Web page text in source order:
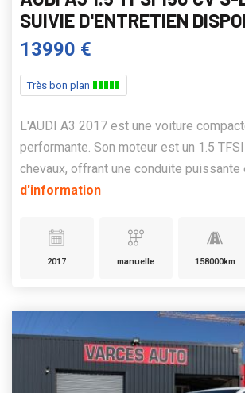
SUIVIE D'ENTRETIEN
13990 €
Très bon plan
L'AUDI A3 2017 est une voiture
performante. Son moteur est un 1.5
chevaux, offrant une conduite puissante
d'information
2017 manuelle 158000km